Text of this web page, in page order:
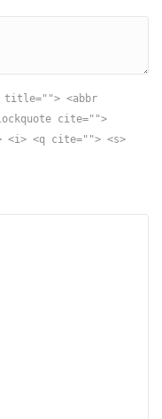
title=""> <abbr
cite="">
<i> <q cite=""> <s>